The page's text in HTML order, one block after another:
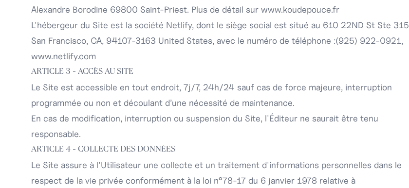
Alexandre Borodine 69800 Saint-Priest. Plus de détail sur www.koudepouce.fr
L'hébergeur du Site est la société Netlify, dont le siège social est situé au 610 22ND St Ste 315
San Francisco, CA, 94107-3163 United States, avec le numéro de téléphone :(925) 922-0921,
www.netlify.com
ARTICLE 3 - ACCÈS AU SITE
Le Site est accessible en tout endroit, 7j/7, 24h/24 sauf cas de force majeure, interruption
programmée ou non et découlant d’une nécessité de maintenance.
En cas de modification, interruption ou suspension du Site, l'Éditeur ne saurait être tenu
responsable.
ARTICLE 4 - COLLECTE DES DONNÉES
Le Site assure à l'Utilisateur une collecte et un traitement d'informations personnelles dans le
respect de la vie privée conformément à la loi n°78-17 du 6 janvier 1978 relative à